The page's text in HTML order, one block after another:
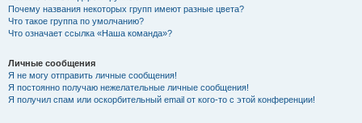
Почему названия некоторых групп имеют разные цвета?
Что такое группа по умолчанию?
Что означает ссылка «Наша команда»?
Личные сообщения
Я не могу отправить личные сообщения!
Я постоянно получаю нежелательные личные сообщения!
Я получил спам или оскорбительный email от кого-то с этой конференции!